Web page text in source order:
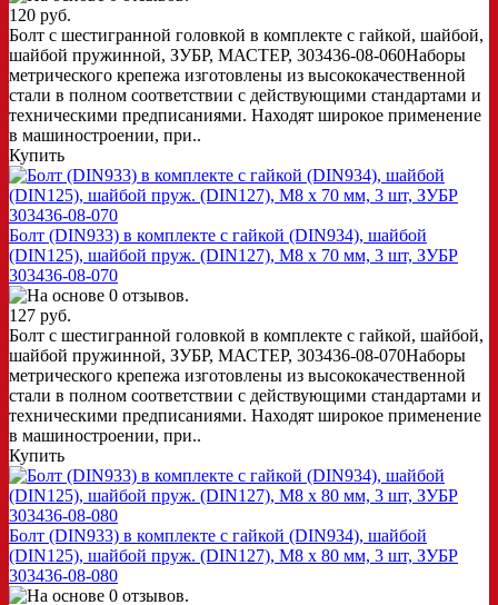
120 руб.
Болт с шестигранной головкой в комплекте с гайкой, шайбой,
шайбой пружинной, ЗУБР, МАСТЕР, 303436-08-060Наборы
метрического крепежа изготовлены из высококачественной
стали в полном соответствии с действующими стандартами и
техническими предписаниями. Находят широкое применение
в машиностроении, при..
Купить
Болт (DIN933) в комплекте с гайкой (DIN934), шайбой
(DIN125), шайбой пруж. (DIN127), M8 x 70 мм, 3 шт, ЗУБР
303436-08-070
127 руб.
Болт с шестигранной головкой в комплекте с гайкой, шайбой,
шайбой пружинной, ЗУБР, МАСТЕР, 303436-08-070Наборы
метрического крепежа изготовлены из высококачественной
стали в полном соответствии с действующими стандартами и
техническими предписаниями. Находят широкое применение
в машиностроении, при..
Купить
Болт (DIN933) в комплекте с гайкой (DIN934), шайбой
(DIN125), шайбой пруж. (DIN127), M8 x 80 мм, 3 шт, ЗУБР
303436-08-080